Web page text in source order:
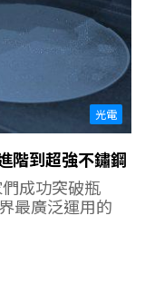
光電
階到超強不鏽鋼
成功突破瓶
最廣泛運用的